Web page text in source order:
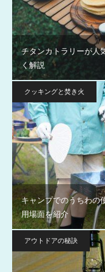
チタンカトラリーが人
く解説
クッキングと焚き火
キャンプでのうちわの
用場面を紹介
アウトドアの秘訣